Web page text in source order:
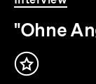
50
Min.
"Ohne
Inhalt